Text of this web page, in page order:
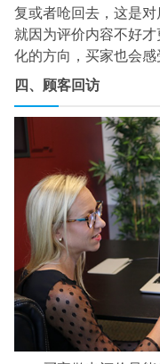
复或者呛回去，这是对
就因为评价内容不好
化的方向，买家也会感
四、顾客回访